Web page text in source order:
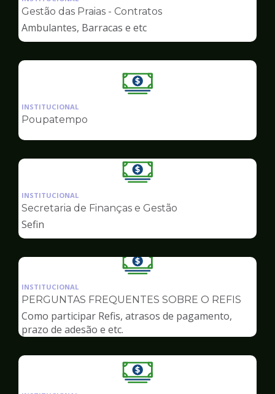
pagina
de
Finanças
Gestão das Praias - Contratos
Ambulantes, Barracas e etc
Ilustração
Finanças
INSTITUCIONAL
Poupatempo
Ilustração
pagina
INSTITUCIONAL
Secretaria de Finanças e Gestão
Sefin
Ilustração
pagina
Finanças
INSTITUCIONAL
PERGUNTAS FREQUENTES SOBRE O REFIS
Como participar Refis, atrasos de pagamento,
prazo de adesão e etc.
Ilustração